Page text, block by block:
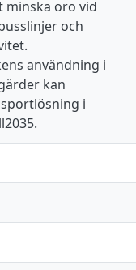
minska oro vid
och
användning i
kan
i